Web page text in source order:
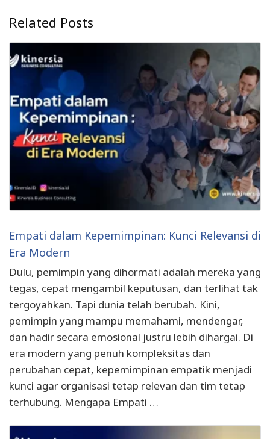
Related Posts
Empati dalam Kepemimpinan: Kunci Relevansi di
Era Modern
Dulu, pemimpin yang dihormati adalah mereka yang
tegas, cepat mengambil keputusan, dan terlihat tak
tergoyahkan. Tapi dunia telah berubah. Kini,
pemimpin yang mampu memahami, mendengar,
dan hadir secara emosional justru lebih dihargai. Di
era modern yang penuh kompleksitas dan
perubahan cepat, kepemimpinan empatik menjadi
kunci agar organisasi tetap relevan dan tim tetap
terhubung. Mengapa Empati …